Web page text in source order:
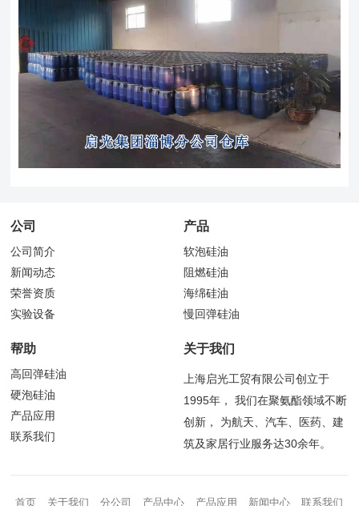
公司
公司简介
新闻动态
荣誉资质
实验设备
产品
软泡硅油
阻燃硅油
海绵硅油
慢回弹硅油
帮助
高回弹硅油
硬泡硅油
产品应用
联系我们
关于我们
上海启光工贸有限公司创立于
1995年， 我们在聚氨酯领域不断
创新， 为航天、汽车、医药、建
筑及家居行业服务达30余年。
首页 关于我们 分公司 产品中心 产品应用 新闻中心 联系我们